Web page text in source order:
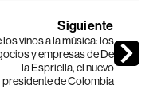
Siguiente
los vinos a la música: los
y empresas de De
la Espriella, el nuevo
presidente de Colombia